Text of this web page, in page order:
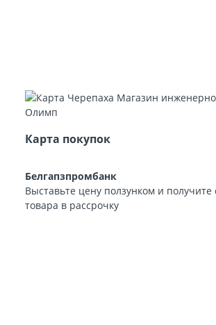
Карта покупок
Белгапзпромбанк
Выставьте цену ползунком и получите
товара в рассрочку